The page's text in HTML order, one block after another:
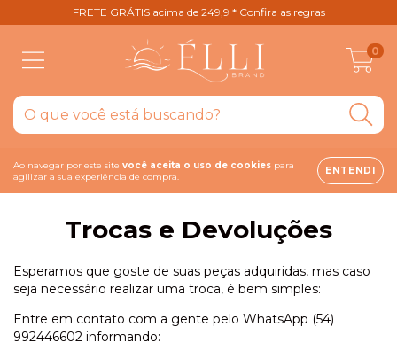
FRETE GRÁTIS acima de 249,9 * Confira as regras
0
Ao navegar por este site você aceita o uso de cookies para
agilizar a sua experiência de compra.
ENTENDI
Trocas e Devoluções
Esperamos que goste de suas peças adquiridas, mas caso
seja necessário realizar uma troca, é bem simples:
Entre em contato com a gente pelo WhatsApp (54)
992446602 informando: